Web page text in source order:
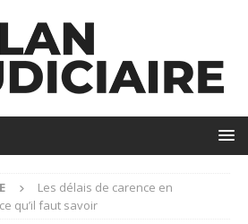
Les délais de carence en
qu’il faut savoir